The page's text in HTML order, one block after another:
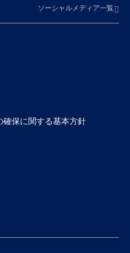
ソーシャルメディア一覧
保に関する基本方針